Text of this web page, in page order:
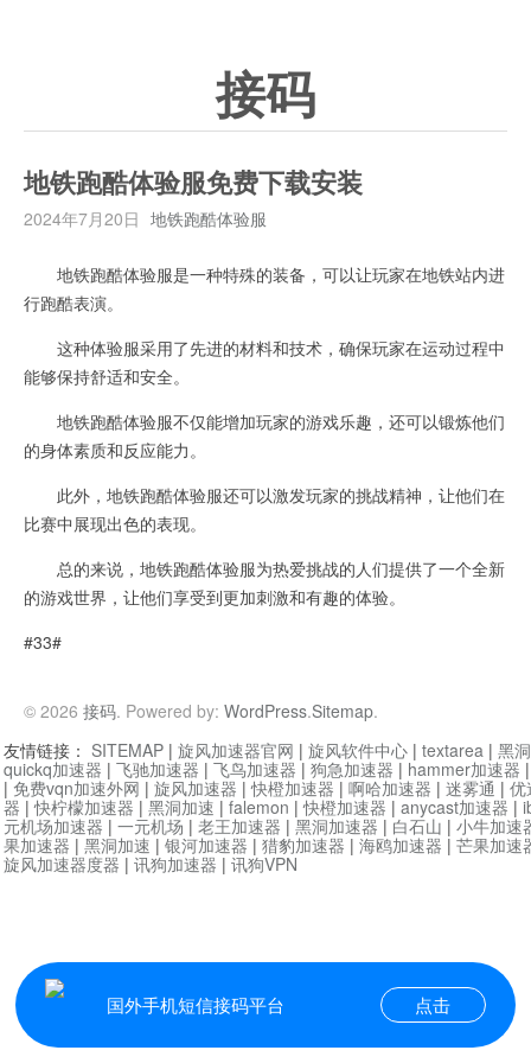
接码
地铁跑酷体验服免费下载安装
2024年7月20日 地铁跑酷体验服
地铁跑酷体验服是一种特殊的装备，可以让玩家在地铁站内进
行跑酷表演。
这种体验服采用了先进的材料和技术，确保玩家在运动过程中
能够保持舒适和安全。
地铁跑酷体验服不仅能增加玩家的游戏乐趣，还可以锻炼他们
的身体素质和反应能力。
此外，地铁跑酷体验服还可以激发玩家的挑战精神，让他们在
比赛中展现出色的表现。
总的来说，地铁跑酷体验服为热爱挑战的人们提供了一个全新
的游戏世界，让他们享受到更加刺激和有趣的体验。
#33#
© 2026 接码. Powered by: WordPress.Sitemap.
国外手机短信接码平台 点击
友情链接： SITEMAP | 旋风加速器官网 | 旋风软件中心 | textarea | 黑
quickq加速器 | 飞驰加速器 | 飞鸟加速器 | 狗急加速器 | hammer加速器
| 免费vqn加速外网 | 旋风加速器 |快橙加速器 | 啊哈加速器 | 迷雾通 | 优
器 |快柠檬加速器 | 黑洞加速 | falemon |快橙加速器 | anycast加速器 |
元机场加速器 | 一元机场 | 老王加速器 | 黑洞加速器 | 白石山 | 小牛加速
果加速器 | 黑洞加速 | 银河加速器 | 猎豹加速器 | 海鸥加速器 | 芒果加速
旋风加速器度器 | 讯狗加速器 | 讯狗VPN